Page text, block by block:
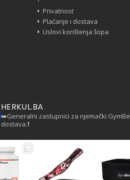
Privatnost
Plaćanje i dostava
Uslovi korištenja šopa
HERKUL.BA
➡️Generalni zastupnici za njemački
dostava.❗